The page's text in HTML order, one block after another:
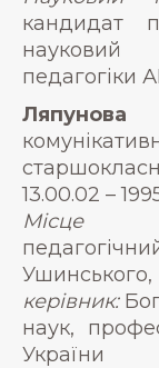
кандидат
науковий
педагогіки
13.00.02 –
Місце
керівник:
наук,
України